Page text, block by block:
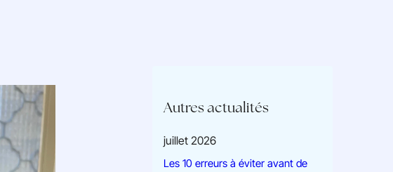
Autres actualités
juillet 2026
Les 10 erreurs à éviter avant de